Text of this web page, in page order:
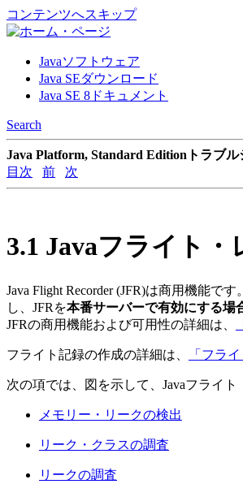
コンテンツへスキップ
Javaソフトウェア
Java SEダウンロード
Java SE 8ドキュメント
Search
Java Platform, Standard Editionトラブ
目次
前 次
3.1 Javaフライト
Java Flight Recorder (JFR)は商用機能です。
し、JFRを本番サーバーで有効にする場
JFRの商用機能および可用性の詳細は、
フライト記録の作成の詳細は、 「フラ
次の項では、図を示して、Javaフライ
メモリー・リークの検出
リーク・クラスの調査
リークの調査